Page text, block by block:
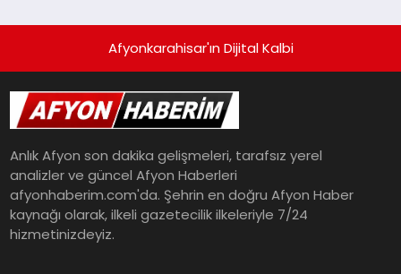
Afyonkarahisar'ın Dijital Kalbi
Anlık Afyon son dakika gelişmeleri, tarafsız yerel
analizler ve güncel Afyon Haberleri
afyonhaberim.com'da. Şehrin en doğru Afyon Haber
kaynağı olarak, ilkeli gazetecilik ilkeleriyle 7/24
hizmetinizdeyiz.